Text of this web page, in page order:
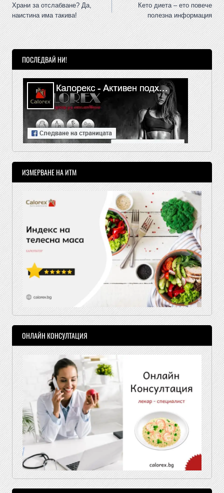
Храни за отслабване? Да,
наистина има такива!
Кето диета – ето повече
полезна информация
ПОСЛЕДВАЙ НИ!
ИЗМЕРВАНЕ НА ИТМ
ОНЛАЙН КОНСУЛТАЦИЯ